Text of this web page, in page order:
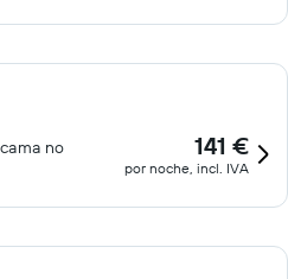
no
141 €
por noche, incl. IVA